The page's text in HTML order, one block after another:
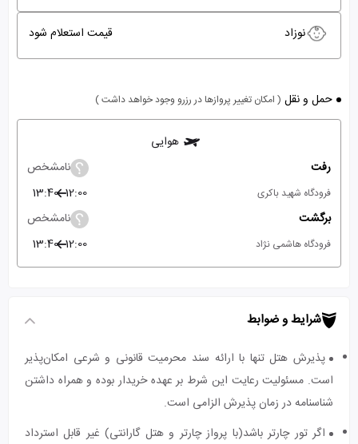
نوزاد قیمت استعلام شود
حمل و نقل ( امکان تغییر پروازها در رزرو وجود خواهد داشت )
هوایی
رفت
نامشخص
فرودگاه شهید باکری 12:00
13:40
برگشت
نامشخص
فرودگاه هاشمی نژاد 12:00
13:40
شرایط و ضوابط
پذیرش هتل تنها با ارائه سند محرمیت قانونی و شرعی امکان‌پذیر
است. مسئولیت رعایت این شرط بر عهده خریدار بوده و همراه داشتن
شناسنامه در زمان پذیرش الزامی است.
اگر تور چارتر باشد(با پرواز چارتر و هتل گارانتی) غیر قابل استرداد